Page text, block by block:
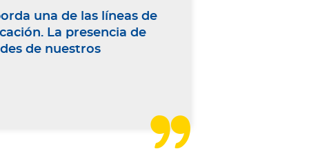
una de las líneas de
La presencia de
de nuestros
